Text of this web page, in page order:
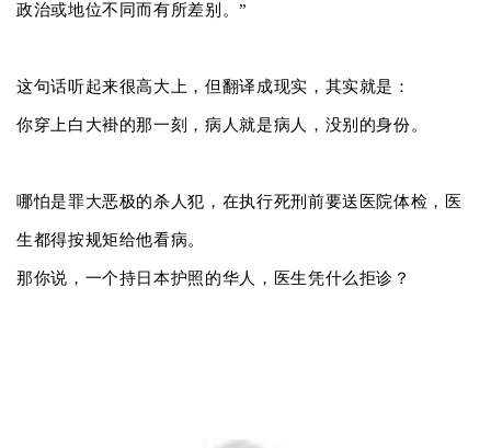
政治或地位不同而有所差别。”
这句话听起来很高大上，但翻译成现实，其实就是：
你穿上白大褂的那一刻，病人就是病人，没别的身份。
哪怕是罪大恶极的杀人犯，在执行死刑前要送医院体检，医
生都得按规矩给他看病。
那你说，一个持日本护照的华人，医生凭什么拒诊？